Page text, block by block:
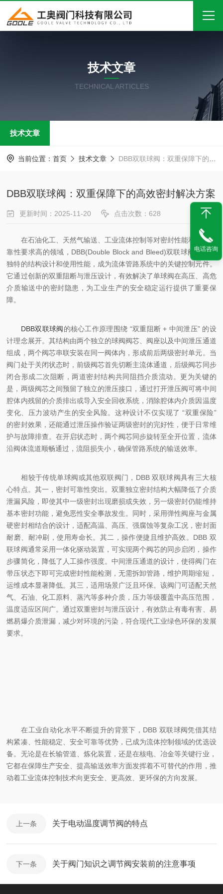
关于我们
产品中心
在线留言
技术文章
TECHNICAL ARTICLES
技术文章
当前位置： 首页 技术文章 DBB双联球阀：双重保障下的高效密封解决方案
DBB双联球阀：双重保障下的高效密封解决方案
更新时间：2025-11-20 点击次数：628
在石油化工、天然气输送、工业流体控制等对密封性能和安全可
靠性要求高的领域，DBB(Double Block and Bleed)双联球阀凭借其
独特的结构设计和使用性能，成为流体管路系统中的关键控制元件。
它通过创新的双重阻断与泄压设计，有效解决了单球阀在高压、高危
介质输送中的密封隐患，为工业生产的安全稳定运行提供了重要保
障。
DBB双联球阀的核心工作原理围绕 “双重阻断 + 中间泄压” 的设
计理念展开。其结构由两个独立的球阀阀芯、阀座以及中间泄压通道
组成，两个阀芯串联安装在同一阀体内，形成前后两级密封单元。当
阀门处于关闭状态时，前级阀芯首先切断主流体通道，后级阀芯同步
闭合形成二次阻断，两道密封结构共同阻挡介质流动。更为关键的
是，两级阀芯之间预留了独立的泄压接口，通过打开泄压阀可将中间
腔体内残留的介质排出或导入安全回收系统，消除腔体内介质因温度
变化、压力波动产生的安全风险。这种设计不仅实现了 “双重保险”
的密封效果，还能通过泄压操作验证两级密封的完好性，便于日常维
护与故障排查。在开启状态时，两个阀芯同步旋转至全开位置，流体
沿阀体流道顺畅通过，流阻损失小，确保管路系统的输送效率。
相较于传统单球阀或其他双联阀门，DBB 双联球阀具有三大核
心特点。其一，密封可靠性突出。双重独立密封结构大幅降低了介质
泄漏风险，即使其中一级密封出现磨损或失效，另一级密封仍能维持
基本密封功能，避免恶性安全事故发生。同时，采用弹性阀座与金属
硬密封相结合的设计，适配高温、高压、强腐蚀等复杂工况，密封面
耐磨、耐冲刷，使用寿命长。其二，操作便捷且维护高效。DBB 双
联球阀通常采用一体化驱动装置，可实现两个阀芯的同步启闭，操作
步骤简化，降低了人工操作强度。中间泄压通道的设计，使得阀门在
带压状态下即可完成密封性能检测，无需拆卸管路，维护周期缩短，
运维成本显著降低。其三，适用场景广泛且环保。该阀门可适配天然
气、石油、化工原料、蒸汽等多种介质，压力等级覆盖中高压范围，
温度适应区间广。通过双重密封与泄压设计，有效防止有毒有害、易
燃易爆介质泄漏，减少对环境的污染，符合现代工业绿色环保的发展
要求。
在工业自动化水平不断提升的背景下，DBB 双联球阀凭借其结
构紧凑、性能稳定、安全可靠等优势，已成为流体控制领域的优选设
备。无论是在长输管道、炼化装置，还是在核电、冶金等关键行业，
它都在保障生产安全、提高输送效率方面发挥着不可替代的作用，推
动着工业流体控制技术向更安全、更高效、更环保的方向发展。
上一条 关于电动温度调节阀的特点
下一条 关于阀门知识之调节阀安装前的注意事项
电话咨询